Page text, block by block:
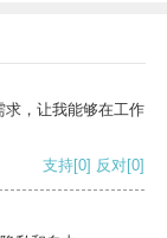
求，让我能够在工作
支持[0] 反对[0]